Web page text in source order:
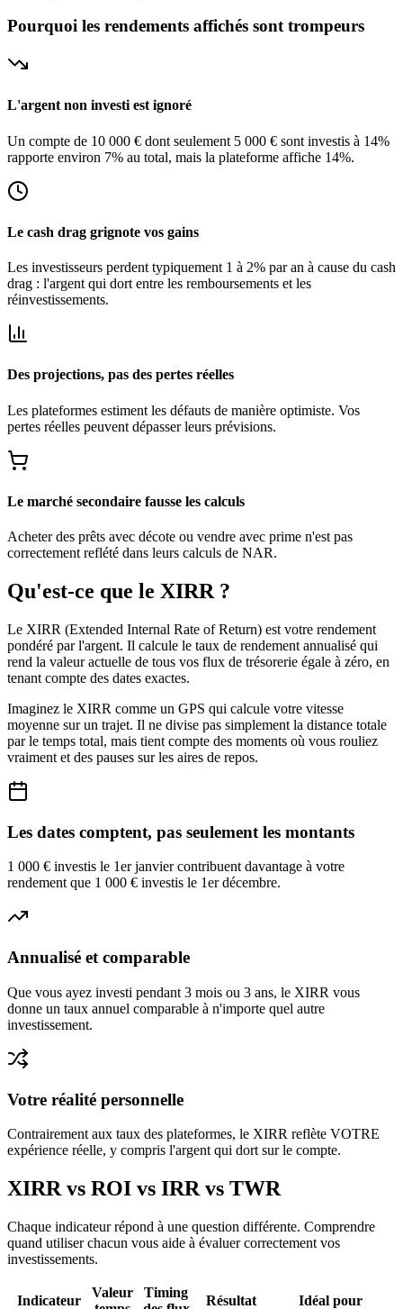
Pourquoi les rendements affichés sont trompeurs
L'argent non investi est ignoré
Un compte de 10 000 € dont seulement 5 000 € sont investis à 14%
rapporte environ 7% au total, mais la plateforme affiche 14%.
Le cash drag grignote vos gains
Les investisseurs perdent typiquement 1 à 2% par an à cause du cash
drag : l'argent qui dort entre les remboursements et les
réinvestissements.
Des projections, pas des pertes réelles
Les plateformes estiment les défauts de manière optimiste. Vos
pertes réelles peuvent dépasser leurs prévisions.
Le marché secondaire fausse les calculs
Acheter des prêts avec décote ou vendre avec prime n'est pas
correctement reflété dans leurs calculs de NAR.
Qu'est-ce que le XIRR ?
Le XIRR (Extended Internal Rate of Return) est votre rendement
pondéré par l'argent. Il calcule le taux de rendement annualisé qui
rend la valeur actuelle de tous vos flux de trésorerie égale à zéro, en
tenant compte des dates exactes.
Imaginez le XIRR comme un GPS qui calcule votre vitesse
moyenne sur un trajet. Il ne divise pas simplement la distance totale
par le temps total, mais tient compte des moments où vous rouliez
vraiment et des pauses sur les aires de repos.
Les dates comptent, pas seulement les montants
1 000 € investis le 1er janvier contribuent davantage à votre
rendement que 1 000 € investis le 1er décembre.
Annualisé et comparable
Que vous ayez investi pendant 3 mois ou 3 ans, le XIRR vous
donne un taux annuel comparable à n'importe quel autre
investissement.
Votre réalité personnelle
Contrairement aux taux des plateformes, le XIRR reflète VOTRE
expérience réelle, y compris l'argent qui dort sur le compte.
XIRR vs ROI vs IRR vs TWR
Chaque indicateur répond à une question différente. Comprendre
quand utiliser chacun vous aide à évaluer correctement vos
investissements.
Indicateur
Valeur
Timing
Résultat Idéal pour